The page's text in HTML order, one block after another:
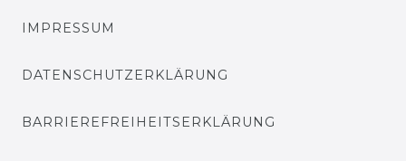
IMPRESSUM
DATENSCHUTZERKLÄRUNG
BARRIEREFREIHEITSERKLÄRUNG